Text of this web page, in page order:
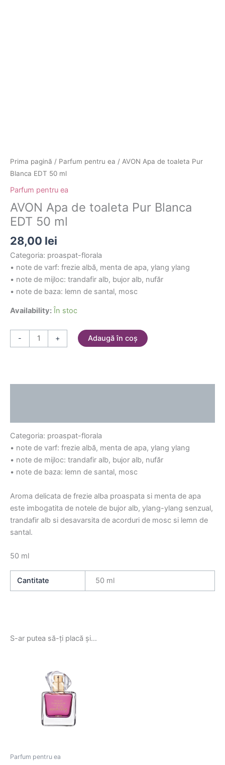
Prima pagină / Parfum pentru ea / AVON Apa de toaleta Pur
Blanca EDT 50 ml
Parfum pentru ea
AVON Apa de toaleta Pur Blanca
EDT 50 ml
28,00 lei
Categoria: proaspat-florala
• note de varf: frezie albă, menta de apa, ylang ylang
• note de mijloc: trandafir alb, bujor alb, nufăr
• note de baza: lemn de santal, mosc
Availability: În stoc
- + Adaugă în coș
Categoria: proaspat-florala
• note de varf: frezie albă, menta de apa, ylang ylang
• note de mijloc: trandafir alb, bujor alb, nufăr
• note de baza: lemn de santal, mosc
Aroma delicata de frezie alba proaspata si menta de apa
este imbogatita de notele de bujor alb, ylang-ylang senzual,
trandafir alb si desavarsita de acorduri de mosc si lemn de
santal.
50 ml
Cantitate 50 ml
S-ar putea să-ți placă și…
Parfum pentru ea